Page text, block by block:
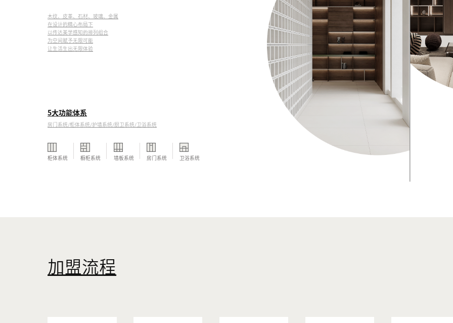
木纹、皮革、石材、玻璃、金属
在设计的精心布局下
以传达美学感知的排列组合
为空间赋予无限可能
让生活生出无限体验
5大功能体系
房门系统/柜体系统/护墙系统/厨卫系统/卫浴系统
柜体系统 橱柜系统 墙板系统 房门系统 卫浴系统
加盟流程